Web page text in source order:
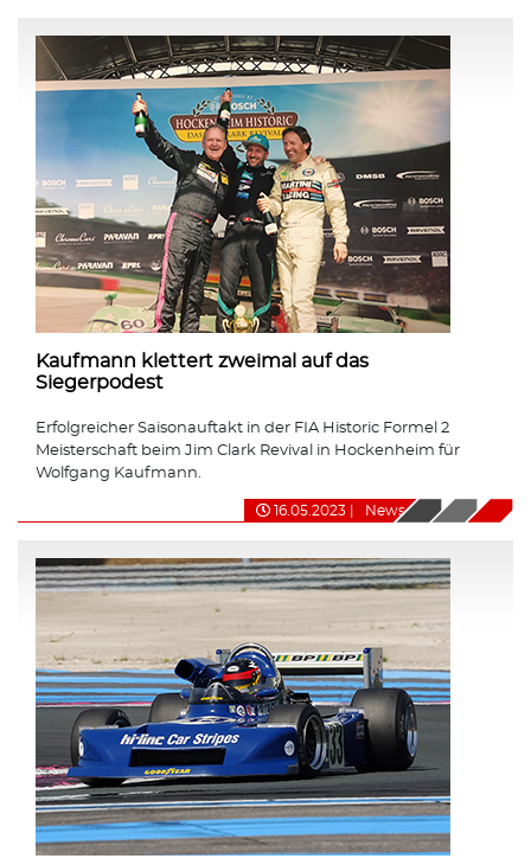
Kaufmann klettert zweimal auf das
Siegerpodest
Erfolgreicher Saisonauftakt in der FIA Historic Formel 2
Meisterschaft beim Jim Clark Revival in Hockenheim für
Wolfgang Kaufmann.
16.05.2023 News